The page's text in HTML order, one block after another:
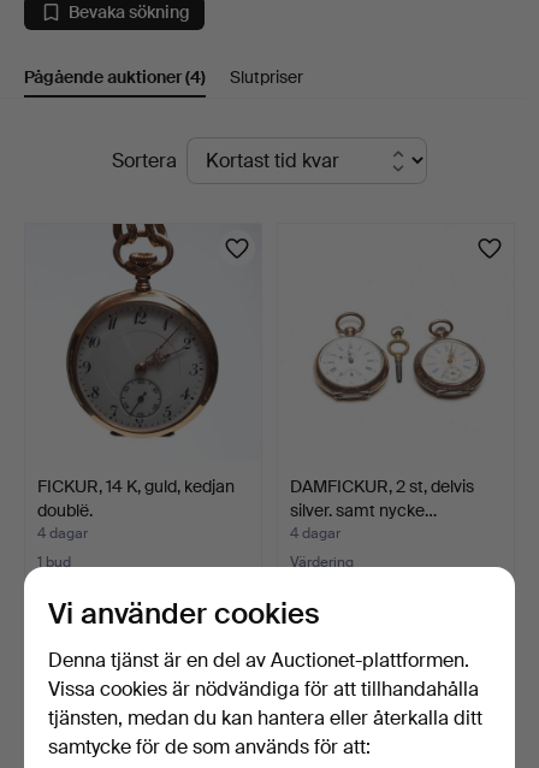
Stoppur
på
Kalmar
Auktionsverk
Bevaka sökning
Pågående auktioner(4) Slutpriser
PågåendeSortera
FICKUR, 14 K, guld, kedjan
doublë.
4 dagar
1 bud
DAMFICKUR, 2 st, delvis
silver. samt nycke…
4 dagar
Värdering
Vi använder cookies
Denna tjänst är en del av Auctionet-plattformen.
Vissa cookies är nödvändiga för att tillhandahålla
tjänsten, medan du kan hantera eller återkalla ditt
samtycke för de som används för att: